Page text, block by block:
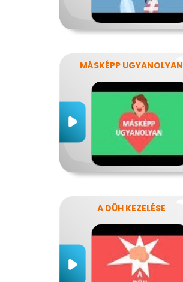
MÁSKÉPP UGYANOLYAN
A DÜH KEZELÉSE